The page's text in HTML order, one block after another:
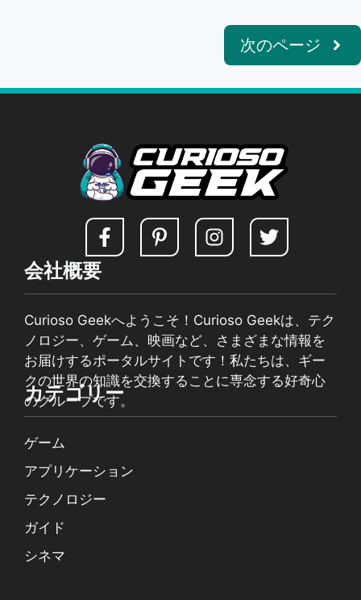
次のページ
会社概要
Curioso Geekへようこそ！Curioso Geekは、テク
ノロジー、ゲーム、映画など、さまざまな情報を
お届けするポータルサイトです！私たちは、ギー
クの世界の知識を交換することに専念する好奇心
のグループです。
カテゴリー
ゲーム
アプリケーション
テクノロジー
ガイド
シネマ